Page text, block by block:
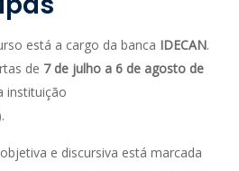
está a cargo da banca IDECAN.
de 7 de julho a 6 de agosto de
instituição
e discursiva está marcada